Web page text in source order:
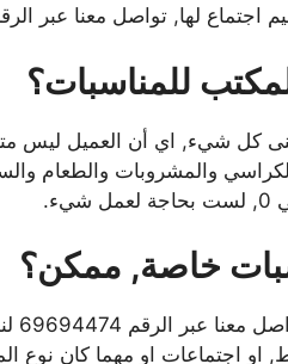
تواصل معنا عبر الرقم 69694474 في اي وقت طوال 24
للمناسبات؟
كل شيء, اي أن العميل ليس
والمشروبات والطعام
خاصة, ممكن؟
او اجتماعات او مهما كان نوع